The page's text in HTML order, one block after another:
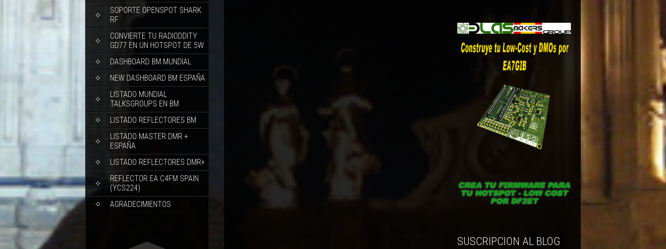
SOPORTE OPENSPOT SHARK
RF
CONVIERTE TU RADIODDITY
GD77 EN UN HOTSPOT DE 5W
DASHBOARD BM MUNDIAL
NEW DASHBOARD BM ESPAÑA
LISTADO MUNDIAL
TALKSGROUPS EN BM
LISTADO REFLECTORES BM
LISTADO MASTER DMR +
ESPAÑA
LISTADO REFLECTORES DMR+
REFLECTOR EA C4FM SPAIN
(YCS224)
AGRADECIMIENTOS
SUSCRIPCION AL BLOG